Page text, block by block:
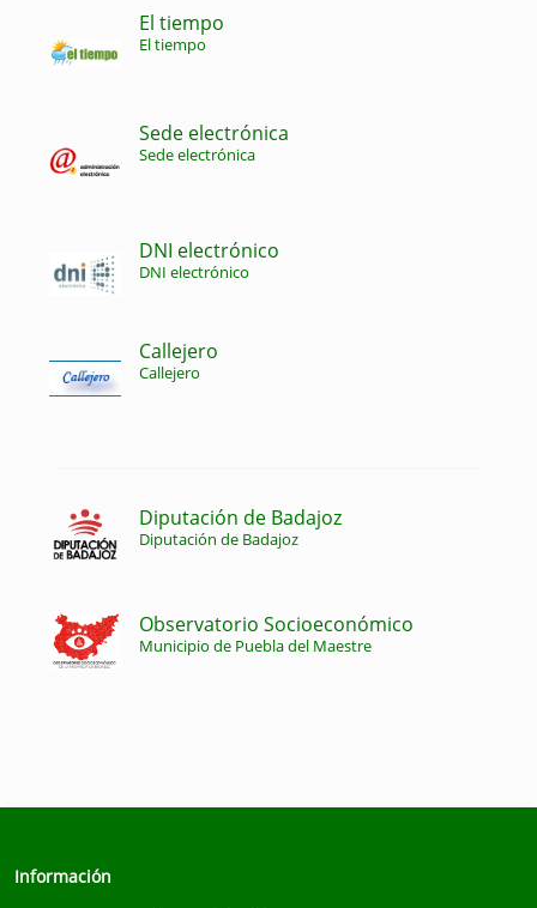
El tiempo
El tiempo
Sede electrónica
Sede electrónica
DNI electrónico
DNI electrónico
Callejero
Callejero
Diputación de Badajoz
Diputación de Badajoz
Observatorio Socioeconómico
Municipio de Puebla del Maestre
Información